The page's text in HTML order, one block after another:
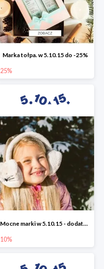
Marka tołpa. w 5.10.15 do -25%
25%
Mocne marki w 5.10.15 - dodatkowe -10% rabatu
10%